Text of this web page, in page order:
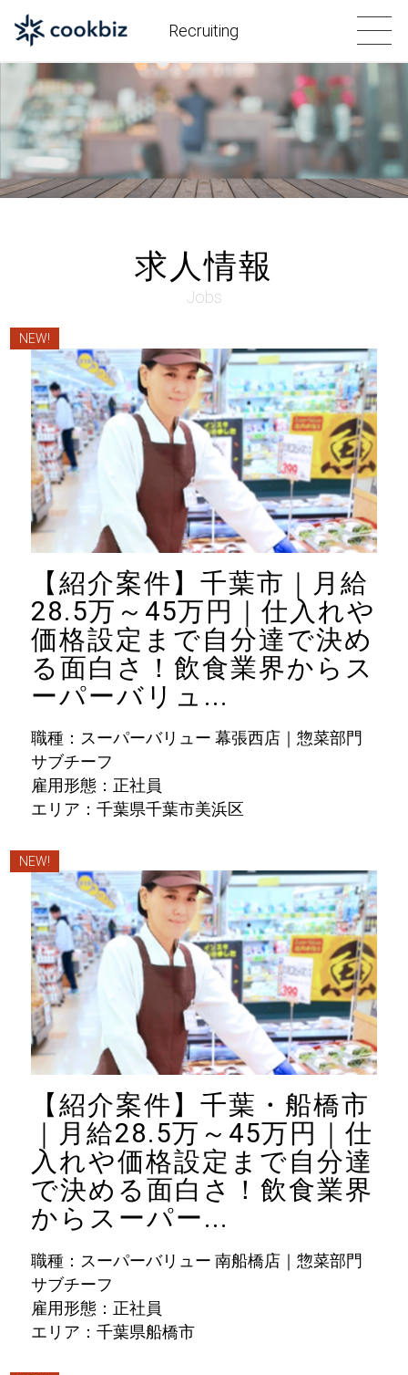
Recruiting
求人情報
Jobs
NEW!
【紹介案件】千葉市｜月給
28.5万～45万円｜仕入れや
価格設定まで自分達で決め
る面白さ！飲食業界からス
ーパーバリュ...
職種：スーパーバリュー 幕張西店｜惣菜部門
サブチーフ
雇用形態：正社員
エリア：千葉県千葉市美浜区
NEW!
【紹介案件】千葉・船橋市
｜月給28.5万～45万円｜仕
入れや価格設定まで自分達
で決める面白さ！飲食業界
からスーパー...
職種：スーパーバリュー 南船橋店｜惣菜部門
サブチーフ
雇用形態：正社員
エリア：千葉県船橋市